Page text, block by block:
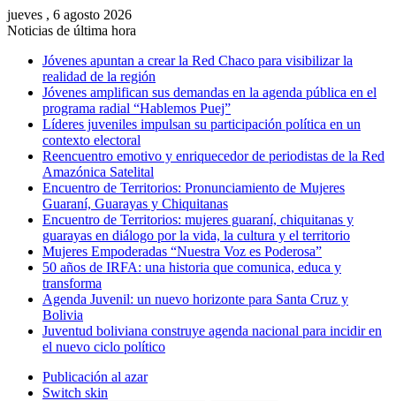
jueves , 6 agosto 2026
Noticias de última hora
Jóvenes apuntan a crear la Red Chaco para visibilizar la
realidad de la región
Jóvenes amplifican sus demandas en la agenda pública en el
programa radial “Hablemos Puej”
Líderes juveniles impulsan su participación política en un
contexto electoral
Reencuentro emotivo y enriquecedor de periodistas de la Red
Amazónica Satelital
Encuentro de Territorios: Pronunciamiento de Mujeres
Guaraní, Guarayas y Chiquitanas
Encuentro de Territorios: mujeres guaraní, chiquitanas y
guarayas en diálogo por la vida, la cultura y el territorio
Mujeres Empoderadas “Nuestra Voz es Poderosa”
50 años de IRFA: una historia que comunica, educa y
transforma
Agenda Juvenil: un nuevo horizonte para Santa Cruz y
Bolivia
Juventud boliviana construye agenda nacional para incidir en
el nuevo ciclo político
Publicación al azar
Switch skin